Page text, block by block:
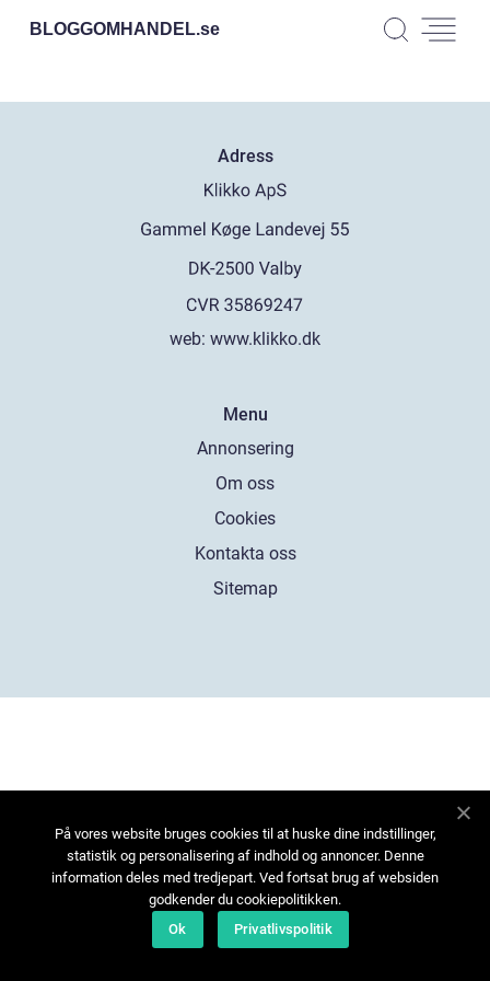
BLOGGOMHANDEL.se
Adress
web: www.klikko.dk
Menu
Annonsering
Om oss
Cookies
Kontakta oss
Sitemap
På vores website bruges cookies til at huske dine indstillinger,
statistik og personalisering af indhold og annoncer. Denne
information deles med tredjepart. Ved fortsat brug af websiden
godkender du cookiepolitikken.
Ok
Privatlivspolitik